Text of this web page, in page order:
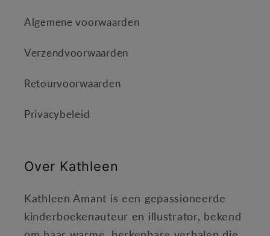
Algemene voorwaarden
Verzendvoorwaarden
Retourvoorwaarden
Privacybeleid
Over Kathleen
Kathleen Amant is een gepassioneerde
kinderboekenauteur en illustrator, bekend